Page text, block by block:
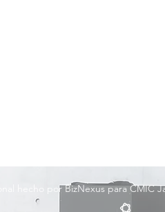
hecho por BizNexus para CMIC